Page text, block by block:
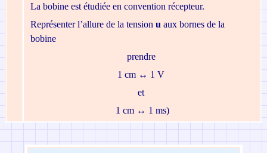
La bobine est étudiée en convention récepteur.
Représenter l’allure de la tension u aux bornes de la
bobine
prendre
1 cm ↔ 1 V
et
1 cm ↔ 1 ms)